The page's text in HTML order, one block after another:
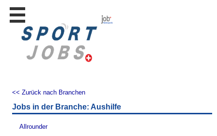
Stellen
finden
inserieren
Personalberatungen
Tipp's
WERBUNG
<< Zurück nach Branchen
Jobs in der Branche: Aushilfe
Allrounder